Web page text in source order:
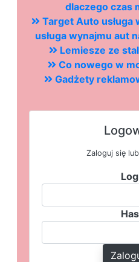
dlaczego czas
Target Auto usługa
usługa wynajmu aut
Lemiesze ze
Co nowego w
Gadżety
Zaloguj się